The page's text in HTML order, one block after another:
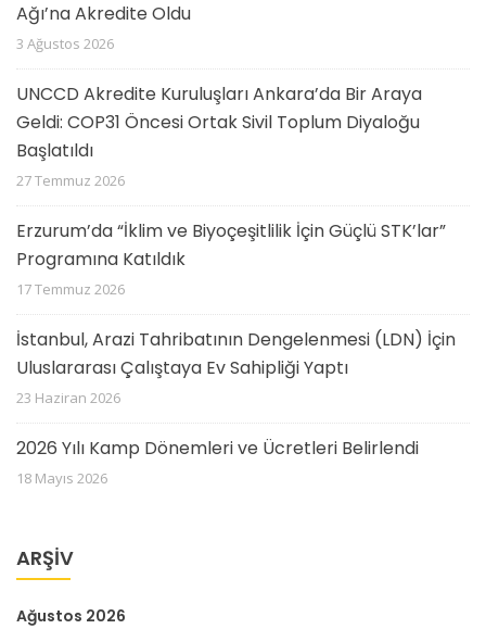
Ağı’na Akredite Oldu
3 Ağustos 2026
UNCCD Akredite Kuruluşları Ankara’da Bir Araya
Geldi: COP31 Öncesi Ortak Sivil Toplum Diyaloğu
Başlatıldı
27 Temmuz 2026
Erzurum’da “İklim ve Biyoçeşitlilik İçin Güçlü STK’lar”
Programına Katıldık
17 Temmuz 2026
İstanbul, Arazi Tahribatının Dengelenmesi (LDN) İçin
Uluslararası Çalıştaya Ev Sahipliği Yaptı
23 Haziran 2026
2026 Yılı Kamp Dönemleri ve Ücretleri Belirlendi
18 Mayıs 2026
ARŞIV
Ağustos 2026